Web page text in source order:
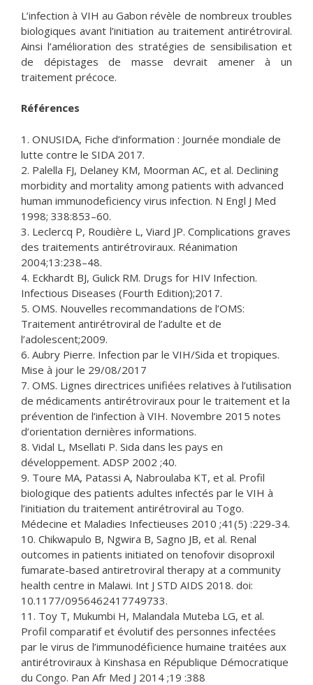
L’infection à VIH au Gabon révèle de nombreux troubles
biologiques avant l’initiation au traitement antirétroviral.
Ainsi l’amélioration des stratégies de sensibilisation et
de dépistages de masse devrait amener à un
traitement précoce.
Références
1. ONUSIDA, Fiche d’information : Journée mondiale de
lutte contre le SIDA 2017.
2. Palella FJ, Delaney KM, Moorman AC, et al. Declining
morbidity and mortality among patients with advanced
human immunodeficiency virus infection. N Engl J Med
1998; 338:853–60.
3. Leclercq P, Roudière L, Viard JP. Complications graves
des traitements antirétroviraux. Réanimation
2004;13:238–48.
4. Eckhardt BJ, Gulick RM. Drugs for HIV Infection.
Infectious Diseases (Fourth Edition);2017.
5. OMS. Nouvelles recommandations de l’OMS:
Traitement antirétroviral de l’adulte et de
l’adolescent;2009.
6. Aubry Pierre. Infection par le VIH/Sida et tropiques.
Mise à jour le 29/08/2017
7. OMS. Lignes directrices unifiées relatives à l’utilisation
de médicaments antirétroviraux pour le traitement et la
prévention de l’infection à VIH. Novembre 2015 notes
d’orientation dernières informations.
8. Vidal L, Msellati P. Sida dans les pays en
développement. ADSP 2002 ;40.
9. Toure MA, Patassi A, Nabroulaba KT, et al. Profil
biologique des patients adultes infectés par le VIH à
l’initiation du traitement antirétroviral au Togo.
Médecine et Maladies Infectieuses 2010 ;41(5) :229-34.
10. Chikwapulo B, Ngwira B, Sagno JB, et al. Renal
outcomes in patients initiated on tenofovir disoproxil
fumarate-based antiretroviral therapy at a community
health centre in Malawi. Int J STD AIDS 2018. doi:
10.1177/0956462417749733.
11. Toy T, Mukumbi H, Malandala Muteba LG, et al.
Profil comparatif et évolutif des personnes infectées
par le virus de l’immunodéficience humaine traitées aux
antirétroviraux à Kinshasa en République Démocratique
du Congo. Pan Afr Med J 2014 ;19 :388